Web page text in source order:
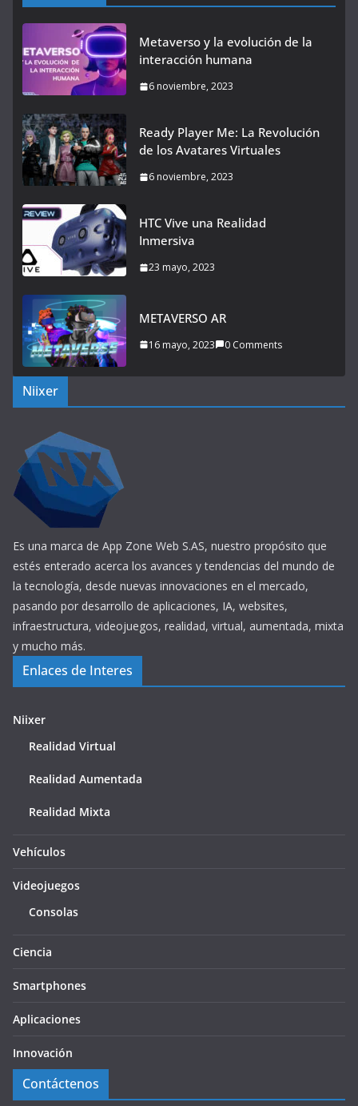
Metaverso y la evolución de la
interacción humana
6 noviembre, 2023
Ready Player Me: La Revolución
de los Avatares Virtuales
6 noviembre, 2023
HTC Vive una Realidad
Inmersiva
23 mayo, 2023
METAVERSO AR
16 mayo, 2023 0 Comments
Niixer
Es una marca de App Zone Web S.AS, nuestro propósito que
estés enterado acerca los avances y tendencias del mundo de
la tecnología, desde nuevas innovaciones en el mercado,
pasando por desarrollo de aplicaciones, IA, websites,
infraestructura, videojuegos, realidad, virtual, aumentada, mixta
y mucho más.
Enlaces de Interes
Niixer
Realidad Virtual
Realidad Aumentada
Realidad Mixta
Vehículos
Videojuegos
Consolas
Ciencia
Smartphones
Aplicaciones
Innovación
Contáctenos